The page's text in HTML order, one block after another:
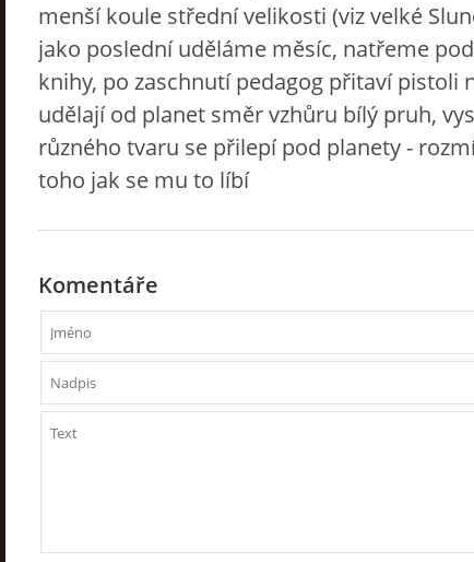
menší koule střední velikosti (viz velké
jako poslední uděláme měsíc, natřeme
knihy, po zaschnutí pedagog přitaví pistoli
udělají od planet směr vzhůru bílý pruh,
různého tvaru se přilepí pod planety -
toho jak se mu to líbí
Komentáře